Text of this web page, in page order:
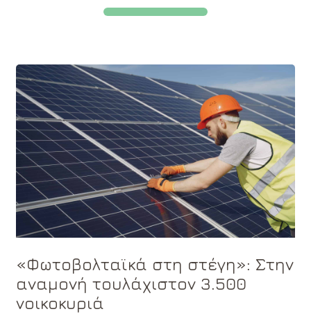
«Φωτοβολταϊκά στη στέγη»: Στην
αναμονή τουλάχιστον 3.500
νοικοκυριά